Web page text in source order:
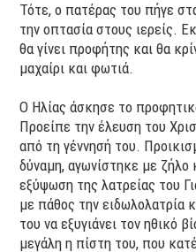
Τότε, ο πατέρας του πήγε
την οπτασία στους ιερείς.
θα γίνει προφήτης και θα
μαχαίρι και φωτιά.
Ο Ηλίας άσκησε το
Προείπε την έλευση του
από τη γέννησή του.
δύναμη, αγωνίστηκε με ζήλο
εξύψωση της λατρείας του
με πάθος την ειδωλολατρία
του να εξυγιάνει τον ηθικό
μεγάλη η πίστη του, που